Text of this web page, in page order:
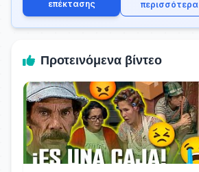
επέκτασης
περισσότερα
Προτεινόμενα βίντεο